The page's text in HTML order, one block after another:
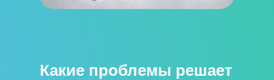
Какие проблемы решает